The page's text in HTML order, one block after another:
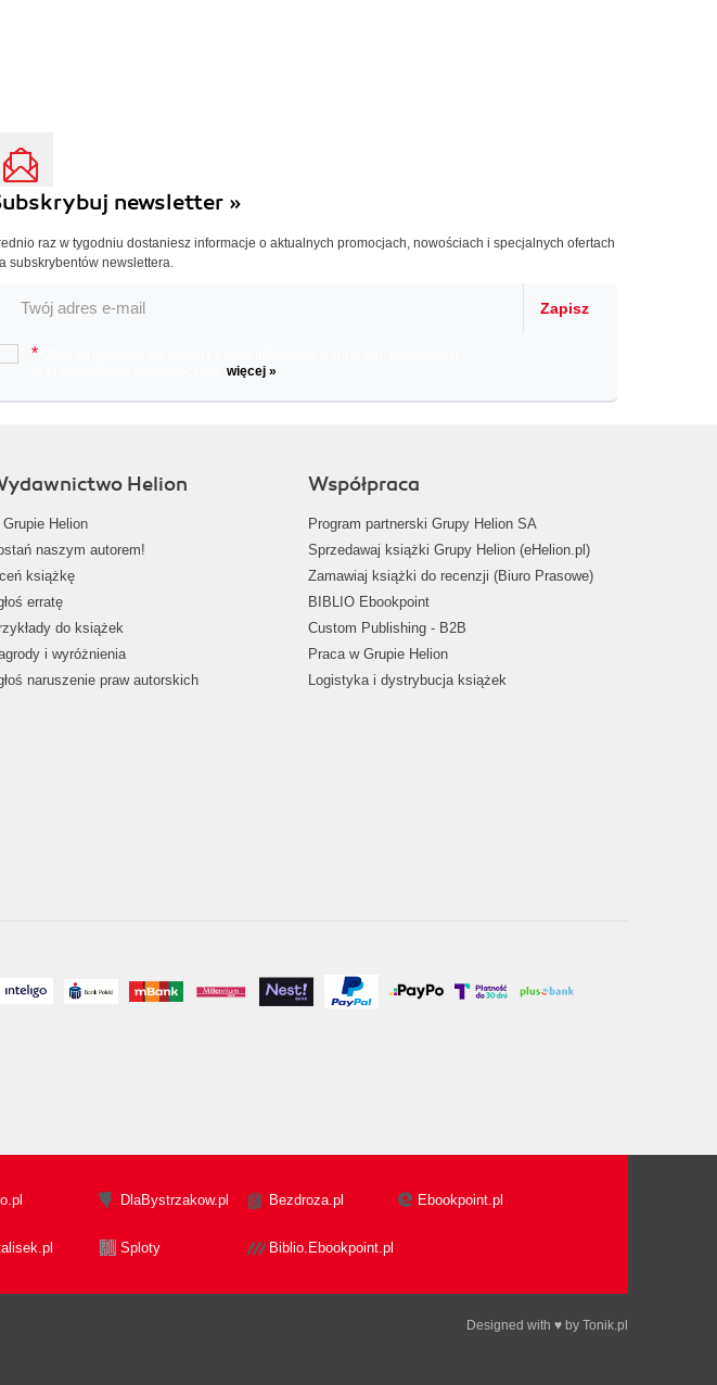
newsletter »
raz w tygodniu dostaniesz informacje o aktualnych promocjach, nowościach i specjalnych ofertach
subskrybentów newslettera.
Zapisz
*
więcej »
Helion
Grupie Helion
naszym autorem!
książkę
erratę
do książek
i wyróżnienia
naruszenie praw autorskich
Współpraca
Program partnerski Grupy Helion SA
Sprzedawaj książki Grupy Helion (eHelion.pl)
Zamawiaj książki do recenzji (Biuro Prasowe)
BIBLIO Ebookpoint
Custom Publishing - B2B
Praca w Grupie Helion
Logistyka i dystrybucja książek
DlaBystrzakow.pl Bezdroza.pl Ebookpoint.pl
Sploty Biblio.Ebookpoint.pl
Designed with ♥ by Tonik.pl